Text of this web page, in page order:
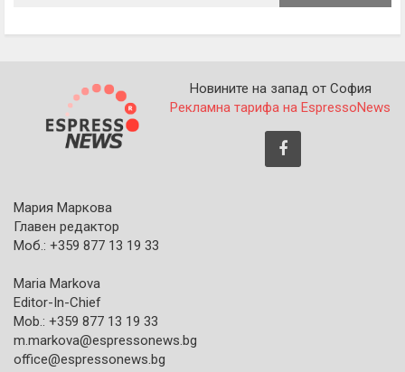
Новините на запад от София
Рекламна тарифа на EspressoNews
Мария Маркова
Главен редактор
Моб.: +359 877 13 19 33
Maria Markova
Editor-In-Chief
Mob.: +359 877 13 19 33
m.markova@espressonews.bg
office@espressonews.bg